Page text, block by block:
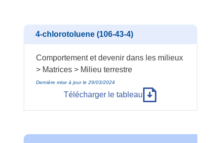
4-chlorotoluene (106-43-4)
Comportement et devenir dans les milieux
> Matrices > Milieu terrestre
Dernière mise à jour le 29/03/2024
Télécharger le tableau